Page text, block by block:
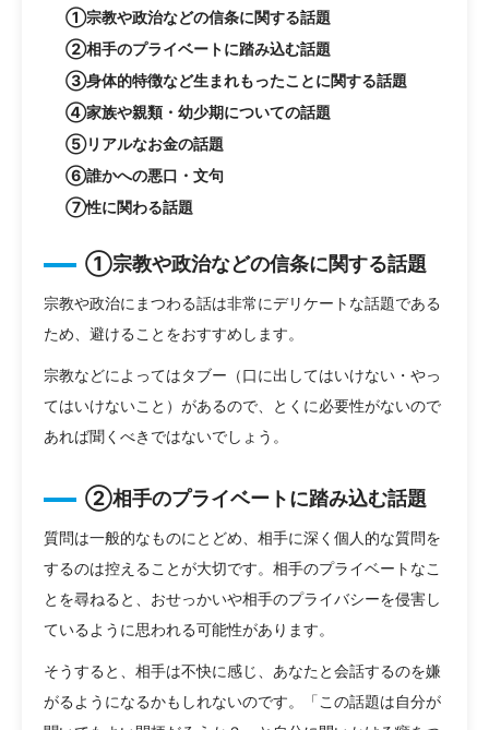
①宗教や政治などの信条に関する話題
②相手のプライベートに踏み込む話題
③身体的特徴など生まれもったことに関する話題
④家族や親類・幼少期についての話題
⑤リアルなお金の話題
⑥誰かへの悪口・文句
⑦性に関わる話題
①宗教や政治などの信条に関する話題
宗教や政治にまつわる話は非常にデリケートな話題である
ため、避けることをおすすめします。
宗教などによってはタブー（口に出してはいけない・やっ
てはいけないこと）があるので、とくに必要性がないので
あれば聞くべきではないでしょう。
②相手のプライベートに踏み込む話題
質問は一般的なものにとどめ、相手に深く個人的な質問を
するのは控えることが大切です。相手のプライベートなこ
とを尋ねると、おせっかいや相手のプライバシーを侵害し
ているように思われる可能性があります。
そうすると、相手は不快に感じ、あなたと会話するのを嫌
がるようになるかもしれないのです。「この話題は自分が